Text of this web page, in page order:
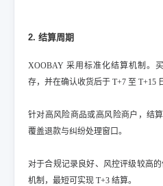
2. 结算周期
XOOBAY 采用标准化结算机制。
存，并在确认收货后于 T+7 至 T+15
针对高风险商品或高风险商户，结
覆盖退款与纠纷处理窗口。
对于合规记录良好、风控评级较高
机制，最短可实现 T+3 结算。